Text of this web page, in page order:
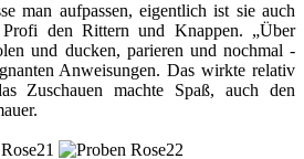
man aufpassen, eigentlich ist sie auch
den Rittern und Knappen. „Über
und ducken, parieren und nochmal -
Anweisungen. Das wirkte relativ
Zuschauen machte Spaß, auch den